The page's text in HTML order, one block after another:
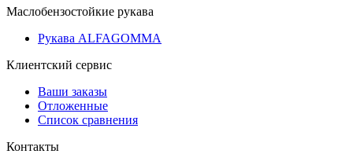
Маслобензостойкие рукава
Рукава ALFAGOMMA
Клиентский сервис
Ваши заказы
Отложенные
Список сравнения
Контакты